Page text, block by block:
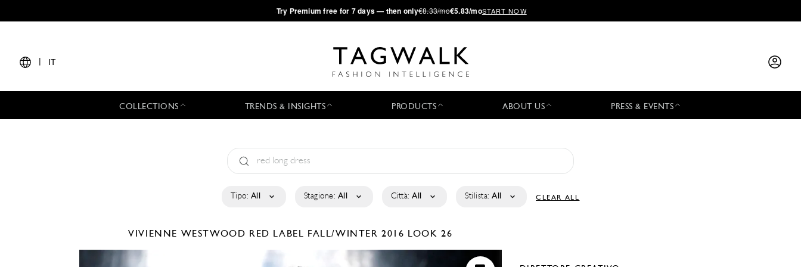
·Try Premium free for 7 days — then only€8.33/mo€5.83/moSTART NOW
IT
COLLECTIONS TRENDS & INSIGHTS PRODUCTS ABOUT US PRESS & EVENTS
Tipo: All Stagione: All Città: All Stilista: All CLEAR ALL
VIVIENNE WESTWOOD RED LABEL FALL/WINTER 2016 LOOK 26